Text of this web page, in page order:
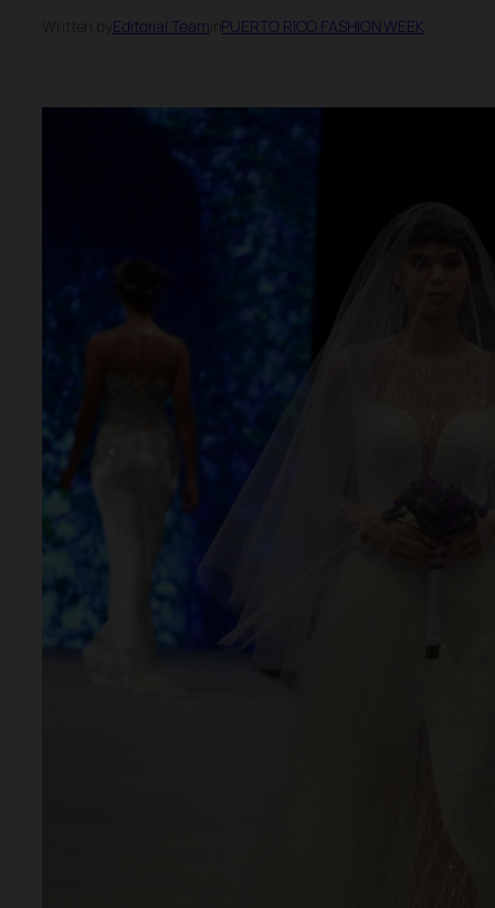
Editorial Team PUERTO RICO FASHION WEEK